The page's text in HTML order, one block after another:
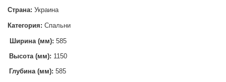
Страна: Украина
Категория: Спальни
Ширина (мм): 585
Высота (мм): 1150
Глубина (мм): 585